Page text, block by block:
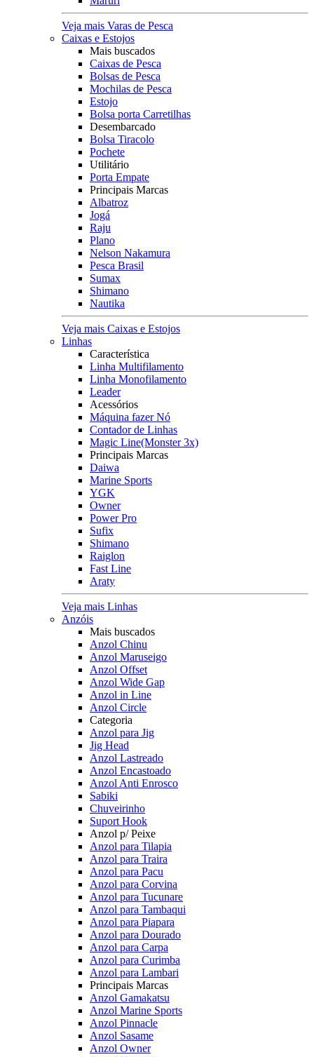
Veja mais Varas de Pesca
Caixas e Estojos
Mais buscados
Caixas de Pesca
Bolsas de Pesca
Mochilas de Pesca
Estojo
Bolsa porta Carretilhas
Desembarcado
Bolsa Tiracolo
Pochete
Utilitário
Porta Empate
Principais Marcas
Albatroz
Jogá
Raju
Plano
Nelson Nakamura
Pesca Brasil
Sumax
Shimano
Nautika
Veja mais Caixas e Estojos
Linhas
Característica
Linha Multifilamento
Linha Monofilamento
Leader
Acessórios
Máquina fazer Nó
Contador de Linhas
Magic Line(Monster 3x)
Principais Marcas
Daiwa
Marine Sports
YGK
Owner
Power Pro
Sufix
Shimano
Raiglon
Fast Line
Araty
Veja mais Linhas
Anzóis
Mais buscados
Anzol Chinu
Anzol Maruseigo
Anzol Offset
Anzol Wide Gap
Anzol in Line
Anzol Circle
Categoria
Anzol para Jig
Jig Head
Anzol Lastreado
Anzol Encastoado
Anzol Anti Enrosco
Sabiki
Chuveirinho
Suport Hook
Anzol p/ Peixe
Anzol para Tilapia
Anzol para Traira
Anzol para Pacu
Anzol para Corvina
Anzol para Tucunare
Anzol para Tambaqui
Anzol para Piapara
Anzol para Dourado
Anzol para Carpa
Anzol para Curimba
Anzol para Lambari
Principais Marcas
Anzol Gamakatsu
Anzol Marine Sports
Anzol Pinnacle
Anzol Sasame
Anzol Owner